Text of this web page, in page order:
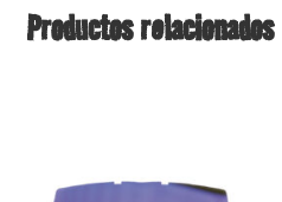
Productos relacionados